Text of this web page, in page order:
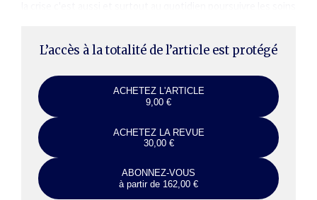
L’accès à la totalité de l’article est protégé
ACHETEZ L'ARTICLE
9,00 €
ACHETEZ LA REVUE
30,00 €
ABONNEZ-VOUS
à partir de 162,00 €